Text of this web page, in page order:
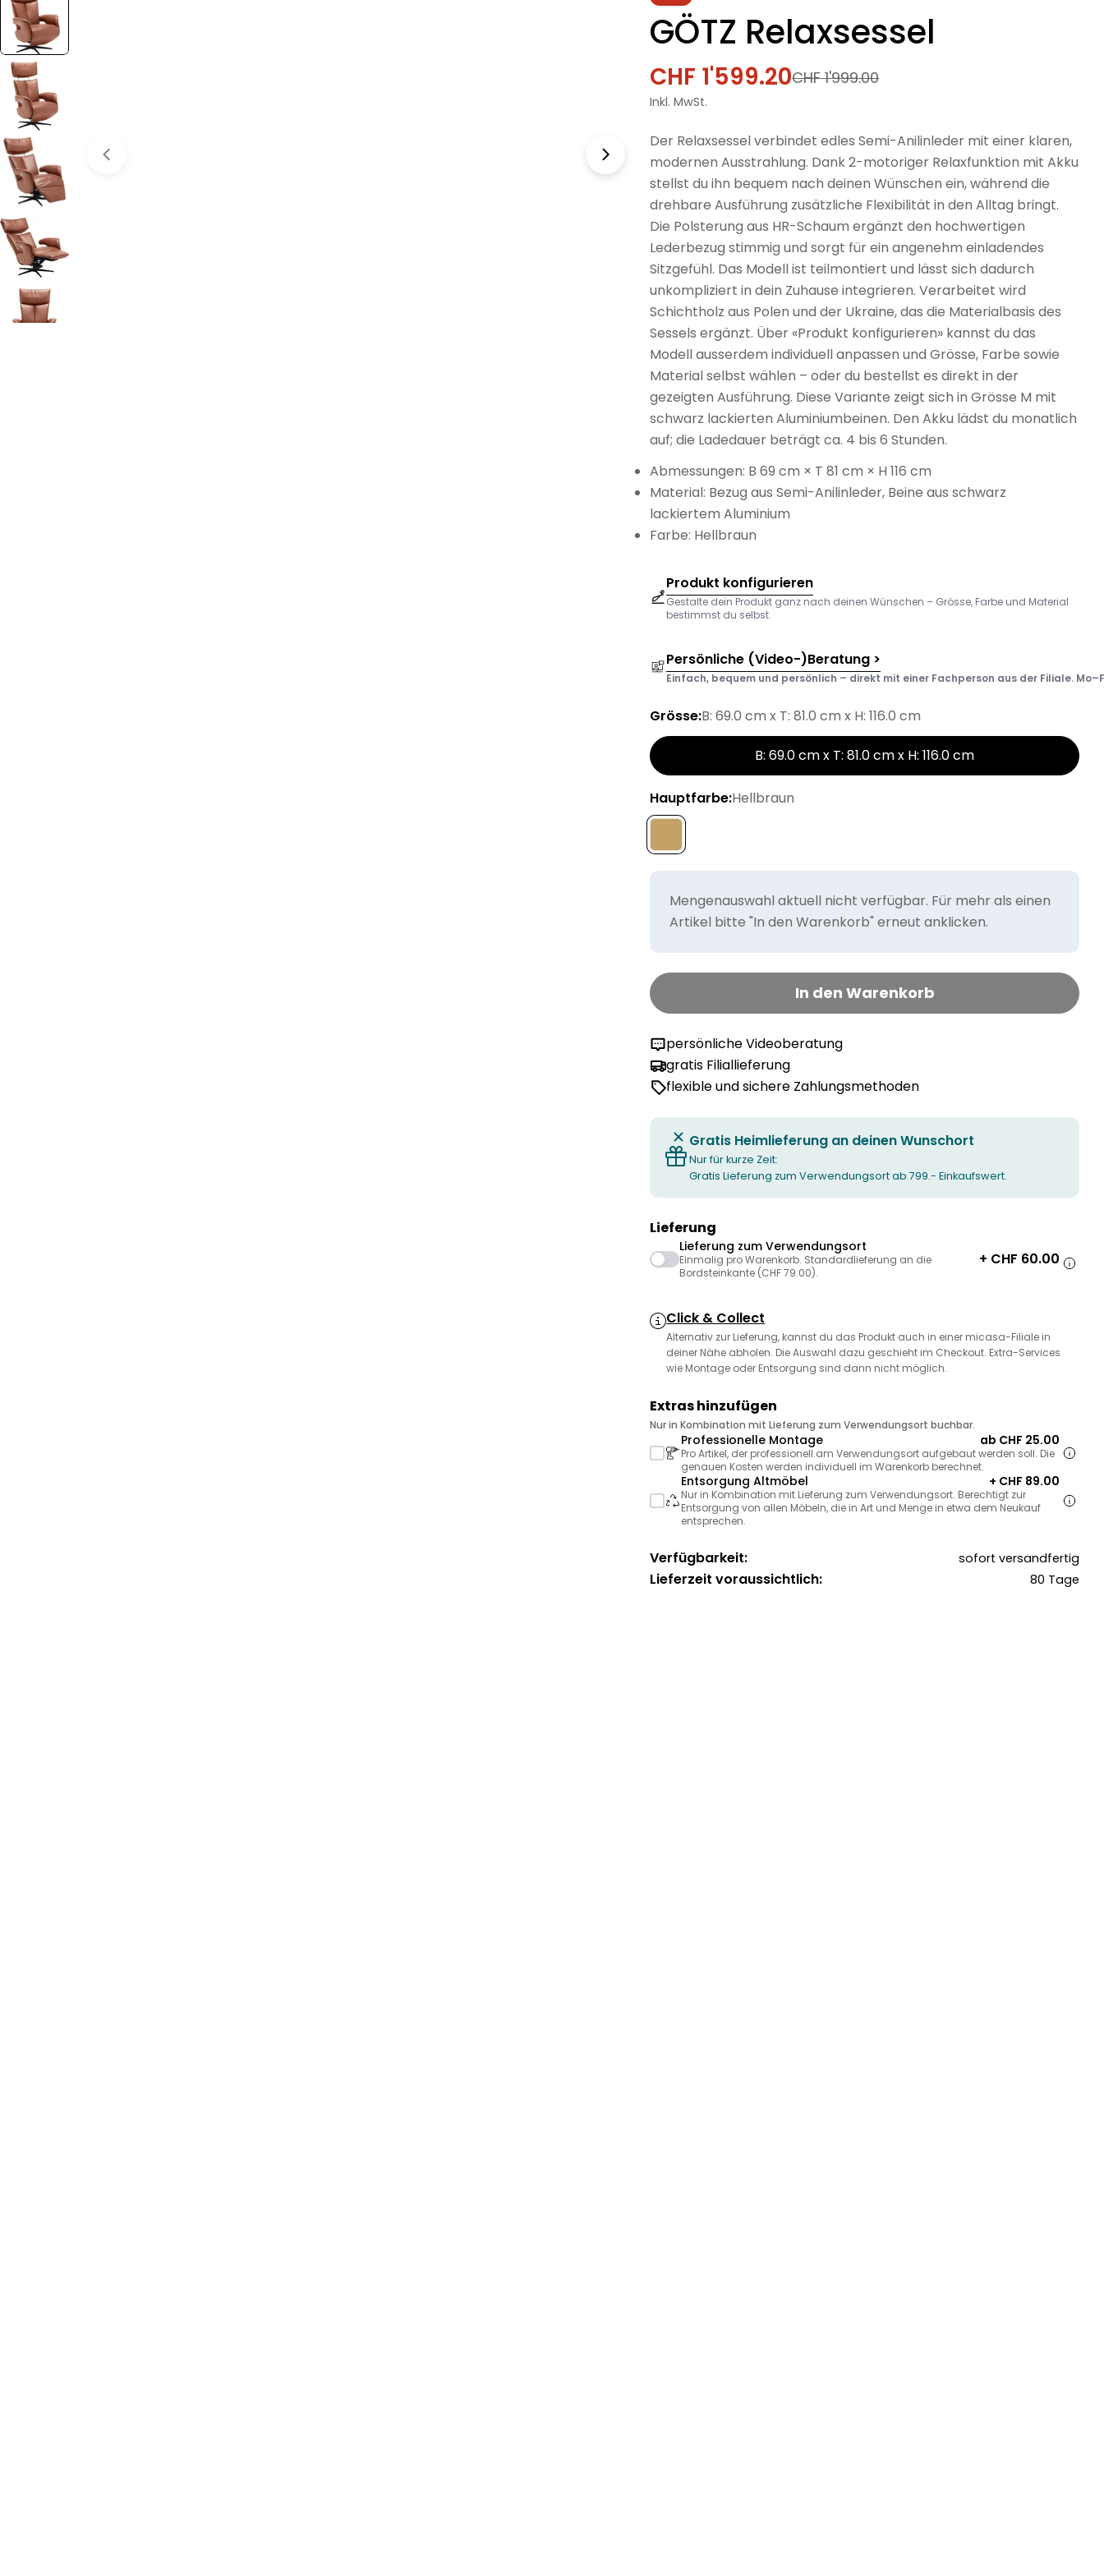
GÖTZ Relaxsessel
Verkaufspreis
CHF 1'599.20
Regulärer
Preis
CHF 1'999.00
Inkl. MwSt.
Der Relaxsessel verbindet edles Semi-Anilinleder mit einer klaren,
modernen Ausstrahlung. Dank 2-motoriger Relaxfunktion mit Akku
stellst du ihn bequem nach deinen Wünschen ein, während die
drehbare Ausführung zusätzliche Flexibilität in den Alltag bringt.
Die Polsterung aus HR-Schaum ergänzt den hochwertigen
Lederbezug stimmig und sorgt für ein angenehm einladendes
Sitzgefühl. Das Modell ist teilmontiert und lässt sich dadurch
unkompliziert in dein Zuhause integrieren. Verarbeitet wird
Schichtholz aus Polen und der Ukraine, das die Materialbasis des
Sessels ergänzt. Über «Produkt konfigurieren» kannst du das
Modell ausserdem individuell anpassen und Grösse, Farbe sowie
Material selbst wählen – oder du bestellst es direkt in der
gezeigten Ausführung. Diese Variante zeigt sich in Grösse M mit
schwarz lackierten Aluminiumbeinen. Den Akku lädst du monatlich
auf; die Ladedauer beträgt ca. 4 bis 6 Stunden.
Abmessungen: B 69 cm × T 81 cm × H 116 cm
Material: Bezug aus Semi-Anilinleder, Beine aus schwarz
lackiertem Aluminium
Farbe: Hellbraun
Produkt konfigurieren
Gestalte dein Produkt ganz nach deinen Wünschen – Grösse, Farbe und Material
bestimmst du selbst.
Persönliche (Video-)Beratung >
Einfach, bequem und persönlich – direkt mit einer Fachperson aus der Filiale. Mo–Fr
Grösse:B: 69.0 cm x T: 81.0 cm x H: 116.0 cm
B: 69.0 cm x T: 81.0 cm x H: 116.0 cm
Hauptfarbe:Hellbraun
Mengenauswahl aktuell nicht verfügbar. Für mehr als einen
Artikel bitte "In den Warenkorb" erneut anklicken.
In den Warenkorb
persönliche Videoberatung
gratis Filiallieferung
flexible und sichere Zahlungsmethoden
Gratis Heimlieferung an deinen Wunschort
Nur für kurze Zeit:
Gratis Lieferung zum Verwendungsort ab 799.- Einkaufswert.
Lieferung
Lieferung zum Verwendungsort
Einmalig pro Warenkorb. Standardlieferung an die
Bordsteinkante (CHF 79.00).
+ CHF 60.00
Click & Collect
Alternativ zur Lieferung, kannst du das Produkt auch in einer micasa-Filiale in
deiner Nähe abholen. Die Auswahl dazu geschieht im Checkout. Extra-Services
wie Montage oder Entsorgung sind dann nicht möglich.
Extras hinzufügen
Nur in Kombination mit Lieferung zum Verwendungsort buchbar.
Professionelle Montage ab CHF 25.00
Pro Artikel, der professionell am Verwendungsort aufgebaut werden soll. Die
genauen Kosten werden individuell im Warenkorb berechnet.
Entsorgung Altmöbel + CHF 89.00
Nur in Kombination mit Lieferung zum Verwendungsort. Berechtigt zur
Entsorgung von allen Möbeln, die in Art und Menge in etwa dem Neukauf
entsprechen.
Verfügbarkeit: sofort versandfertig
Lieferzeit voraussichtlich: 80 Tage